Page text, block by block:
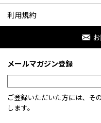
利用規約
メールマガジン登録
ご登録いただいた方には、そ
します。